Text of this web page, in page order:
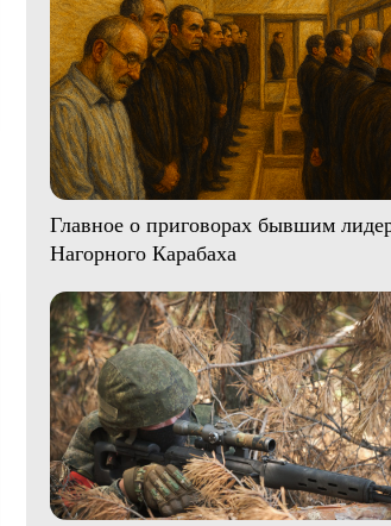
Главное о приговорах бывшим
Нагорного Карабаха